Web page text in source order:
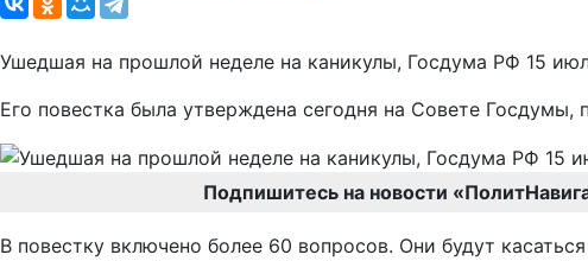
Ушедшая на прошлой неделе на каникулы, Госдума РФ 15
Его повестка была утверждена сегодня на Совете Госдумы,
Подпишитесь на новости
В повестку включено более 60 вопросов. Они будут